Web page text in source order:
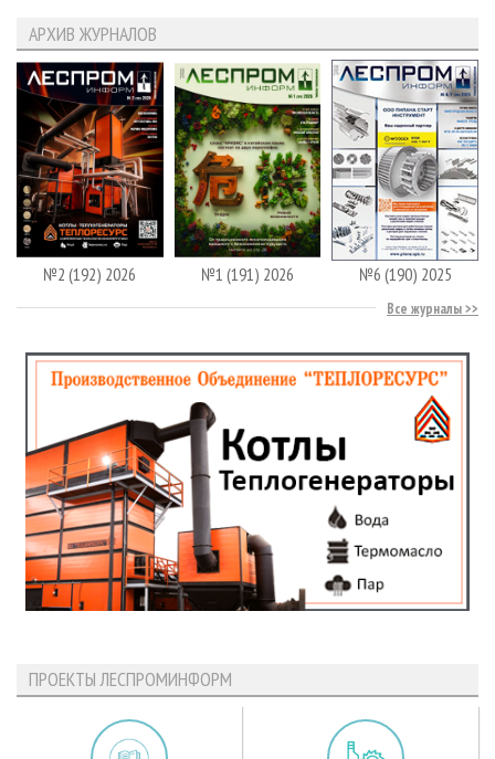
АРХИВ ЖУРНАЛОВ
№2 (192) 2026 №1 (191) 2026 №6 (190) 2025
Все журналы
ПРОЕКТЫ ЛЕСПРОМИНФОРМ